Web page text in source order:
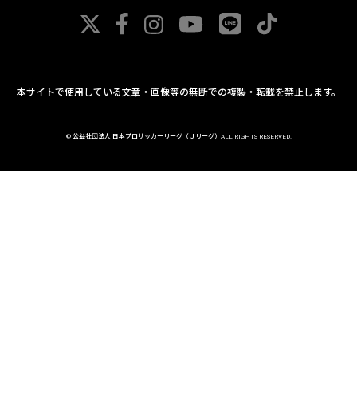
本サイトで使用している文章・画像等の無断での複製・転載を禁止します。
© 公益社団法人 日本プロサッカーリーグ（Ｊリーグ）ALL RIGHTS RESERVED.